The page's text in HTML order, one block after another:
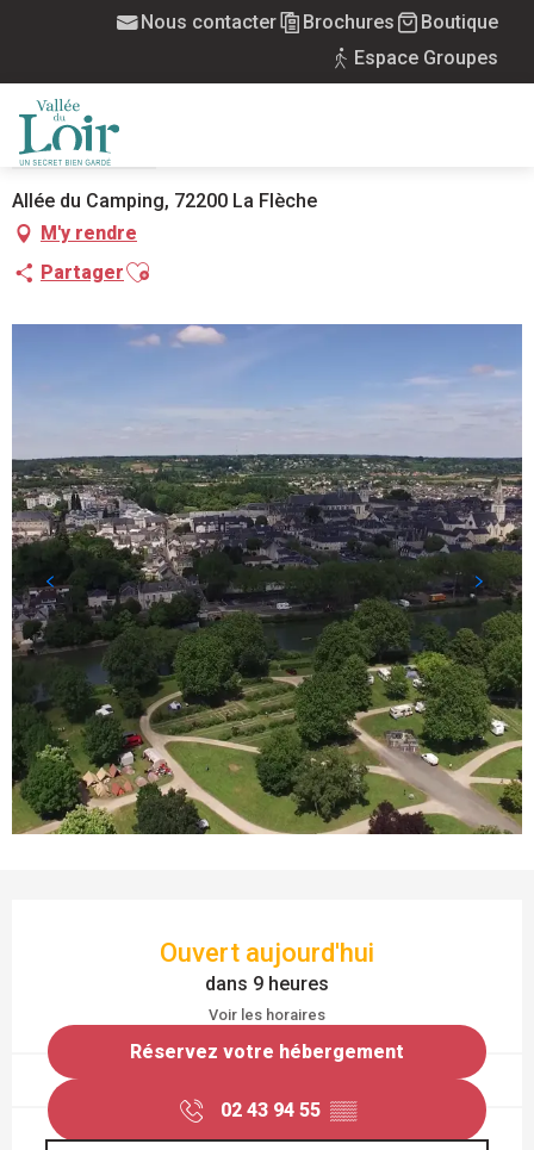
principal
Nous contacter Brochures
Boutique
Espace Groupes
Camping La Route d'Or
CAMPING LA ROUTE D'OR
CAMP DE TOURISME
Allée du Camping, 72200 La Flèche
M'y rendre
PartagerAjouter aux favoris
Ouvert aujourd'hui
dans 9 heures
Voir les horaires
Réservez votre hébergement
02 43 94 55 ▒▒